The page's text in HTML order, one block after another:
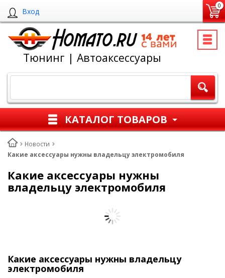
Вход
0
Тюнинг | Автоаксессуары
КАТАЛОГ ТОВАРОВ
Новости
Какие аксессуары нужны владельцу электромобиля
Какие аксессуары нужны
владельцу электромобиля
Какие аксессуары нужны владельцу
электромобиля